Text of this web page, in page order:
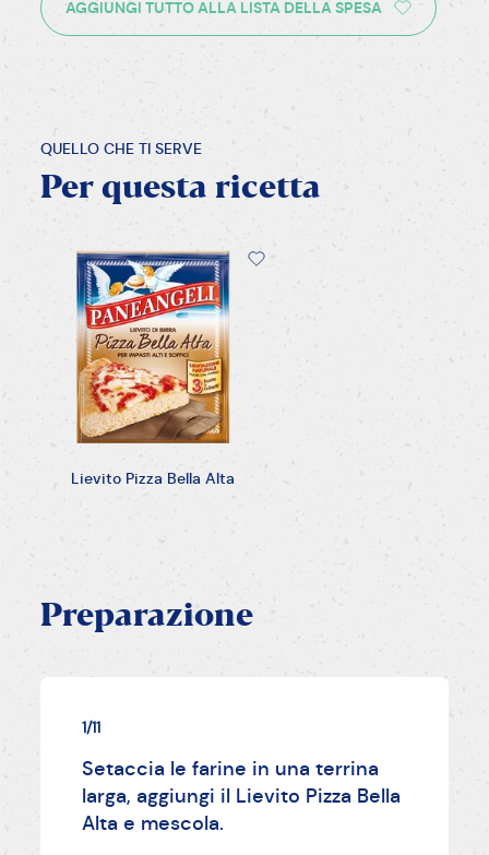
AGGIUNGI TUTTO ALLA LISTA DELLA SPESA
QUELLO CHE TI SERVE
Per questa ricetta
Lievito Pizza Bella Alta
Preparazione
1/11
Setaccia le farine in una terrina
larga, aggiungi il Lievito Pizza Bella
Alta e mescola.